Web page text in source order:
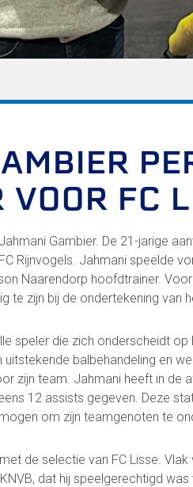
Vrouwen 1
Vrouwen- en
7 tegen 7
Uitslagen
Zakelijk
LED-boarding
Sponsoren
Business Club
Heeren van
Contact
Financieel
Ruimte
VOOR FC
Gambier. De 21-jarige
Rijnvogels. Jahmani speelde
Naarendorp hoofdtrainer.
te zijn bij de ondertekening van
speler die zich onderscheidt
uitstekende balbehandeling en
zijn team. Jahmani heeft in de
12 assists gegeven. Deze
om zijn teamgenoten te
de selectie van FC Lisse.
dat hij speelgerechtigd